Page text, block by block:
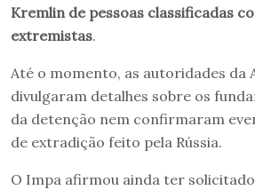
Kremlin de pessoas classificadas
extremistas.
Até o momento, as autoridades da
divulgaram detalhes sobre os
da detenção nem confirmaram
de extradição feito pela Rússia.
O Impa afirmou ainda ter